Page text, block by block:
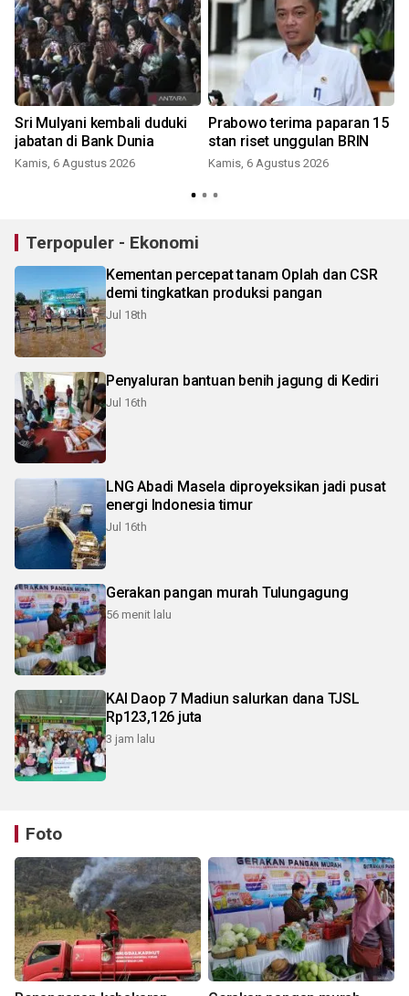
Sri Mulyani kembali duduki
jabatan di Bank Dunia
Kamis, 6 Agustus 2026
Prabowo terima paparan 15
stan riset unggulan BRIN
Kamis, 6 Agustus 2026
Terpopuler - Ekonomi
Kementan percepat tanam Oplah dan CSR
demi tingkatkan produksi pangan
Jul 18th
Penyaluran bantuan benih jagung di Kediri
Jul 16th
LNG Abadi Masela diproyeksikan jadi pusat
energi Indonesia timur
Jul 16th
Gerakan pangan murah Tulungagung
56 menit lalu
KAI Daop 7 Madiun salurkan dana TJSL
Rp123,126 juta
3 jam lalu
Foto